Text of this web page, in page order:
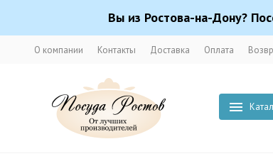
Вы из Ростова-на-Дону?
О компании Контакты Доставка Оплата